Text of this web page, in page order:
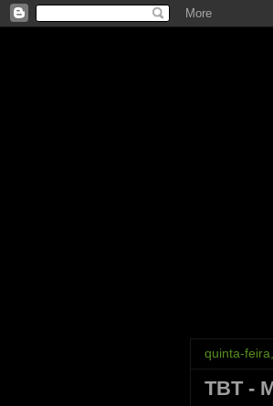
quinta-
TBT -